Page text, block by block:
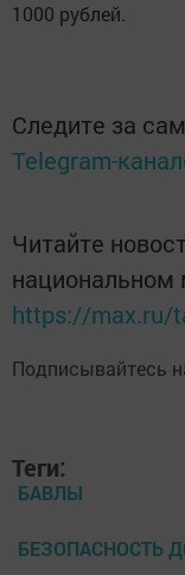
1000 рублей.
Следите за
Telegram-
Читайте
https://max.ru/
Подписывайтесь
Теги:
БАВЛЫ
БЕЗОПАСНОСТЬ